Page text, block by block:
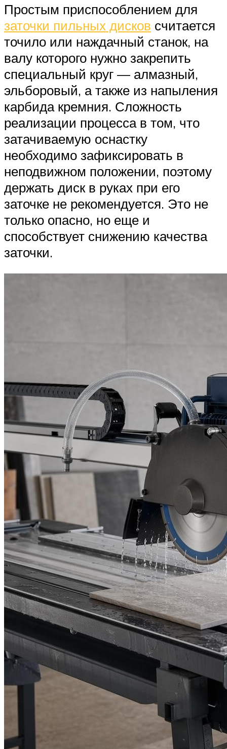
Простым приспособлением для
заточки пильных дисков считается
точило или наждачный станок, на
валу которого нужно закрепить
специальный круг — алмазный,
эльборовый, а также из напыления
карбида кремния. Сложность
реализации процесса в том, что
затачиваемую оснастку
необходимо зафиксировать в
неподвижном положении, поэтому
держать диск в руках при его
заточке не рекомендуется. Это не
только опасно, но еще и
способствует снижению качества
заточки.